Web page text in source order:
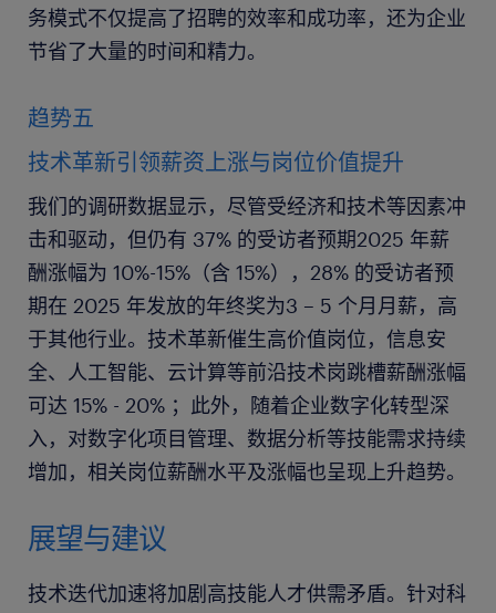
务模式不仅提高了招聘的效率和成功率，还为企业
节省了大量的时间和精力。
趋势五
技术革新引领薪资上涨与岗位价值提升
我们的调研数据显示，尽管受经济和技术等因素冲
击和驱动，但仍有 37% 的受访者预期2025 年薪
酬涨幅为 10%-15%（含 15%），28% 的受访者预
期在 2025 年发放的年终奖为3 – 5 个月月薪，高
于其他行业。技术革新催生高价值岗位，信息安
全、人工智能、云计算等前沿技术岗跳槽薪酬涨幅
可达 15% - 20% ；此外，随着企业数字化转型深
入，对数字化项目管理、数据分析等技能需求持续
增加，相关岗位薪酬水平及涨幅也呈现上升趋势。
展望与建议
技术迭代加速将加剧高技能人才供需矛盾。针对科